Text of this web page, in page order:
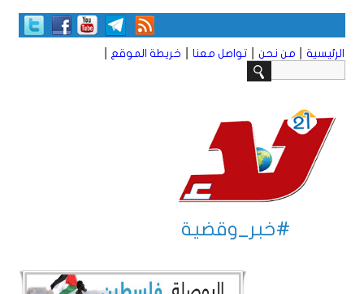
الرئيسية من نحن تواصل معنا خريطة الموقع
#خبر_وقضية